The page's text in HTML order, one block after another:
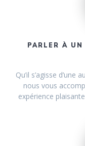
PARLER À
Qu’il s’agisse
nous vous
expérience